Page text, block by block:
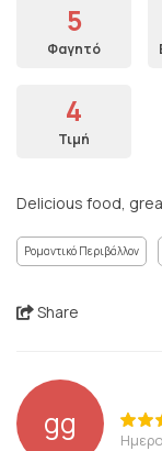
5
Φαγητό
4
Τιμή
Delicious food,
Ρομαντικό Περιβάλλον
Share
gg